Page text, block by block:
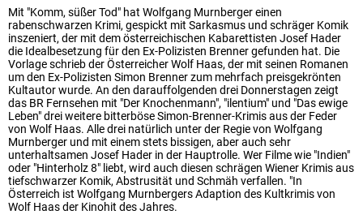
Mit "Komm, süßer Tod" hat Wolfgang Murnberger einen
rabenschwarzen Krimi, gespickt mit Sarkasmus und schräger Komik
inszeniert, der mit dem österreichischen Kabarettisten Josef Hader
die Idealbesetzung für den Ex-Polizisten Brenner gefunden hat. Die
Vorlage schrieb der Österreicher Wolf Haas, der mit seinen Romanen
um den Ex-Polizisten Simon Brenner zum mehrfach preisgekrönten
Kultautor wurde. An den darauffolgenden drei Donnerstagen zeigt
das BR Fernsehen mit "Der Knochenmann", "ilentium" und "Das ewige
Leben" drei weitere bitterböse Simon-Brenner-Krimis aus der Feder
von Wolf Haas. Alle drei natürlich unter der Regie von Wolfgang
Murnberger und mit einem stets bissigen, aber auch sehr
unterhaltsamen Josef Hader in der Hauptrolle. Wer Filme wie "Indien"
oder "Hinterholz 8" liebt, wird auch diesen schrägen Wiener Krimis aus
tiefschwarzer Komik, Abstrusität und Schmäh verfallen. "In
Österreich ist Wolfgang Murnbergers Adaption des Kultkrimis von
Wolf Haas der Kinohit des Jahres.